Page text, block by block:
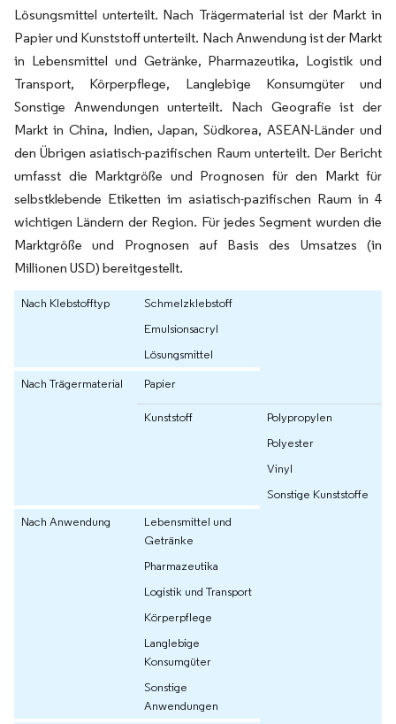
Lösungsmittel unterteilt. Nach Trägermaterial ist der Markt in
Papier und Kunststoff unterteilt. Nach Anwendung ist der Markt
in Lebensmittel und Getränke, Pharmazeutika, Logistik und
Transport, Körperpflege, Langlebige Konsumgüter und
Sonstige Anwendungen unterteilt. Nach Geografie ist der
Markt in China, Indien, Japan, Südkorea, ASEAN-Länder und
den Übrigen asiatisch-pazifischen Raum unterteilt. Der Bericht
umfasst die Marktgröße und Prognosen für den Markt für
selbstklebende Etiketten im asiatisch-pazifischen Raum in 4
wichtigen Ländern der Region. Für jedes Segment wurden die
Marktgröße und Prognosen auf Basis des Umsatzes (in
Millionen USD) bereitgestellt.
Nach Klebstofftyp
Schmelzklebstoff
Emulsionsacryl
Lösungsmittel
Nach Trägermaterial
Papier
Kunststoff
Polypropylen
Polyester
Vinyl
Sonstige Kunststoffe
Nach Anwendung
Lebensmittel und
Getränke
Pharmazeutika
Logistik und Transport
Körperpflege
Langlebige
Konsumgüter
Sonstige
Anwendungen